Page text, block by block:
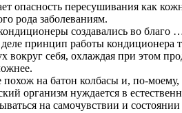
опасность пересушивания как
рода заболеваниям.
создавались во благо
принцип работы кондиционера
вокруг себя, охлаждая при этом
на батон колбасы и, по-
организм нуждается в
на самочувствии и